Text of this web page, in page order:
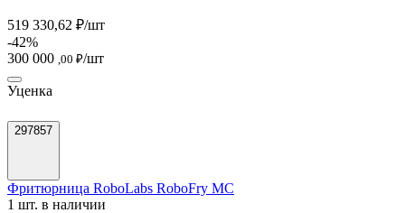
519 330,62 ₽/шт
-42%
300 000 ,00 ₽/шт
Уценка
297857
Фритюрница RoboLabs RoboFry MC
1 шт. в наличии